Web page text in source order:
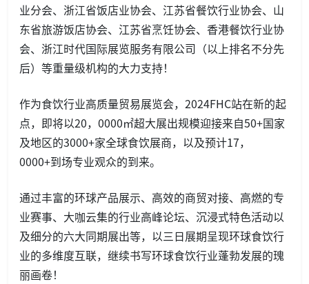
业分会、浙江省饭店业协会、江苏省餐饮行业协会、山
东省旅游饭店协会、江苏省烹饪协会、香港餐饮行业协
会、浙江时代国际展览服务有限公司（以上排名不分先
后）等重量级机构的大力支持！
作为食饮行业高质量贸易展览会，2024FHC站在新的起
点，即将以20，0000㎡超大展出规模迎接来自50+国家
及地区的3000+家全球食饮展商，以及预计17，
0000+到场专业观众的到来。
通过丰富的环球产品展示、高效的商贸对接、高燃的专
业赛事、大咖云集的行业高峰论坛、沉浸式特色活动以
及细分的六大同期展出等，以三日展期呈现环球食饮行
业的多维度互联，继续书写环球食饮行业蓬勃发展的瑰
丽画卷！